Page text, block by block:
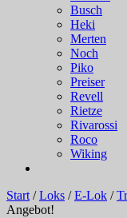
Busch
Heki
Merten
Noch
Piko
Preiser
Revell
Rietze
Rivarossi
Roco
Wiking
Start/Loks /E-Lok /
Angebot!